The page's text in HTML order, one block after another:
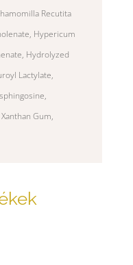
Recutita
Hypericum
Hydrolyzed
Lactylate,
Gum,